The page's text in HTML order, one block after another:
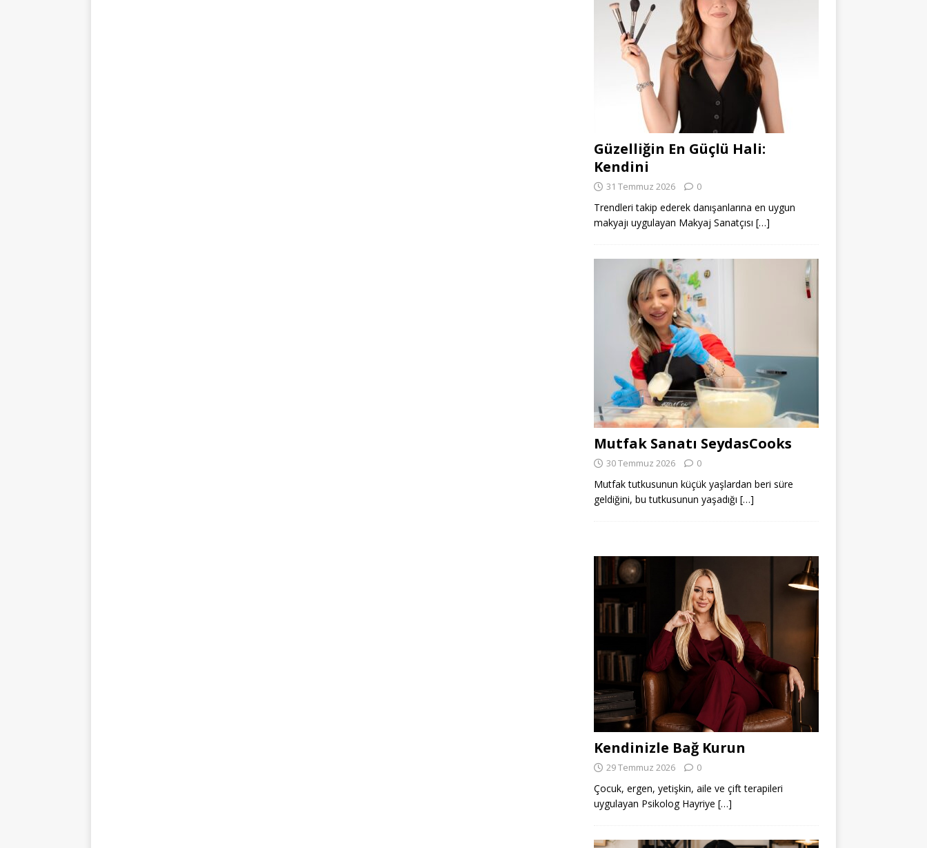
Güzelliğin En Güçlü Hali:
Kendini
31 Temmuz 2026 0
Trendleri takip ederek danışanlarına en uygun
makyajı uygulayan Makyaj Sanatçısı […]
Mutfak Sanatı SeydasCooks
30 Temmuz 2026 0
Mutfak tutkusunun küçük yaşlardan beri süre
geldiğini, bu tutkusunun yaşadığı […]
Kendinizle Bağ Kurun
29 Temmuz 2026 0
Çocuk, ergen, yetişkin, aile ve çift terapileri
uygulayan Psikolog Hayriye […]